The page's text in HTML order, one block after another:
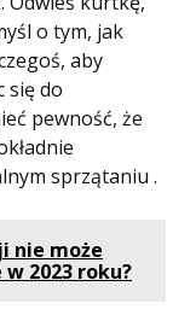
o tym, jak
aby
się do
pewność, że
sprzątaniu .
nie może
2023 roku?